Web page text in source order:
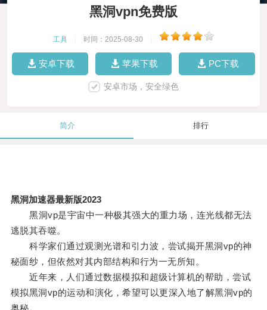
黑洞vpn免费版
工具 时间：2025-08-30
安卓下载 苹果下载 PC下载
安卓市场，安全绿色
简介 排行
黑洞加速器最新版2023
黑洞vp是宇宙中一种极其强大的重力场，连光线都无法
逃脱其吞噬。
科学家们通过观测光谱和引力波，尝试揭开黑洞vp的神
秘面纱，但依然对其内部结构和行为一无所知。
近年来，人们通过数据模拟和超级计算机的帮助，尝试
模拟黑洞vp的运动和演化，希望可以更深入地了解黑洞vp的